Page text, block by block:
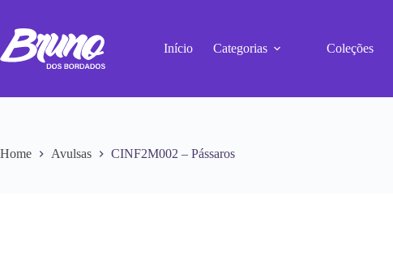
Início Categorias Coleções
Home Avulsas CINF2M002 – Pássaros